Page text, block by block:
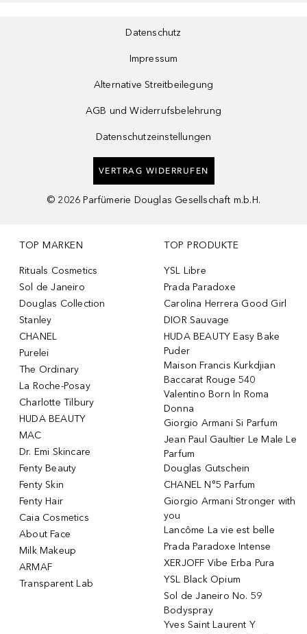
Datenschutz
Impressum
Alternative Streitbeilegung
AGB und Widerrufsbelehrung
Datenschutzeinstellungen
VERTRAG WIDERRUFEN
© 2026 Parfümerie Douglas Gesellschaft m.b.H.
TOP MARKEN
Rituals Cosmetics
Sol de Janeiro
Douglas Collection
Stanley
CHANEL
Purelei
The Ordinary
La Roche-Posay
Charlotte Tilbury
HUDA BEAUTY
MAC
Dr. Emi Skincare
Fenty Beauty
Fenty Skin
Fenty Hair
Caia Cosmetics
About Face
Milk Makeup
ARMAF
Transparent Lab
TOP PRODUKTE
YSL Libre
Prada Paradoxe
Carolina Herrera Good Girl
DIOR Sauvage
HUDA BEAUTY Easy Bake
Puder
Maison Francis Kurkdjian
Baccarat Rouge 540
Valentino Born In Roma
Donna
Giorgio Armani Si Parfum
Jean Paul Gaultier Le Male Le
Parfum
Douglas Gutschein
CHANEL N°5 Parfum
Giorgio Armani Stronger with
you
Lancôme La vie est belle
Prada Paradoxe Intense
XERJOFF Vibe Erba Pura
YSL Black Opium
Sol de Janeiro No. 59
Bodyspray
Yves Saint Laurent Y